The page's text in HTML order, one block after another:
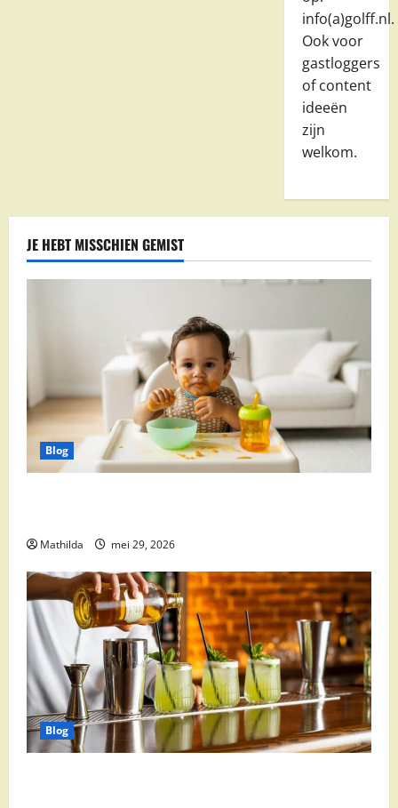
info(a)golff.nl.
Ook voor
gastloggers
of content
ideeën
zijn
welkom.
JE HEBT MISSCHIEN GEMIST
Blog
Mathilda mei 29, 2026
Blog